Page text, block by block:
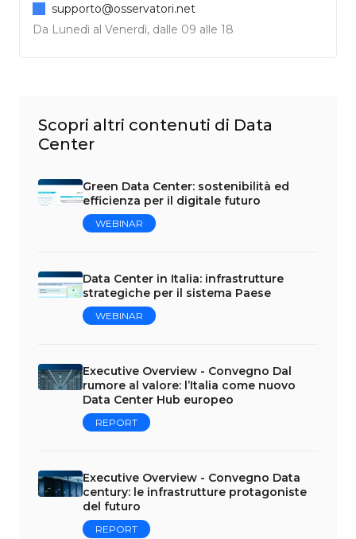
Da Lunedì al Venerdì, dalle 09 alle 18
supporto@osservatori.net
Scopri altri contenuti di Data
Center
Green Data Center: sostenibilità ed
efficienza per il digitale futuro
WEBINAR
Data Center in Italia: infrastrutture
strategiche per il sistema Paese
WEBINAR
Executive Overview - Convegno Dal
rumore al valore: l’Italia come nuovo
Data Center Hub europeo
REPORT
Executive Overview - Convegno Data
century: le infrastrutture protagoniste
del futuro
REPORT